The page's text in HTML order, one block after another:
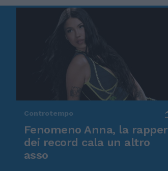
Controtempo
Fenomeno Anna, la rapper
dei record cala un altro
asso